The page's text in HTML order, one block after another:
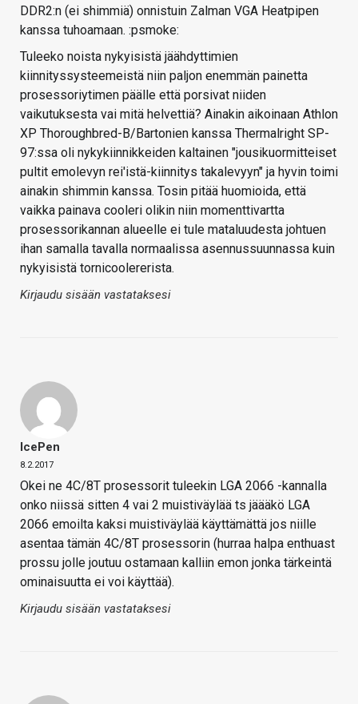
DDR2:n (ei shimmiä) onnistuin Zalman VGA Heatpipen
kanssa tuhoamaan. :psmoke:
Tuleeko noista nykyisistä jäähdyttimien
kiinnityssysteemeistä niin paljon enemmän painetta
prosessoriytimen päälle että porsivat niiden
vaikutuksesta vai mitä helvettiä? Ainakin aikoinaan Athlon
XP Thoroughbred-B/Bartonien kanssa Thermalright SP-
97:ssa oli nykykiinnikkeiden kaltainen "jousikuormitteiset
pultit emolevyn rei'istä-kiinnitys takalevyyn" ja hyvin toimi
ainakin shimmin kanssa. Tosin pitää huomioida, että
vaikka painava cooleri olikin niin momenttivartta
prosessorikannan alueelle ei tule mataluudesta johtuen
ihan samalla tavalla normaalissa asennussuunnassa kuin
nykyisistä tornicoolererista.
Kirjaudu sisään vastataksesi
IcePen
8.2.2017
Okei ne 4C/8T prosessorit tuleekin LGA 2066 -kannalla
onko niissä sitten 4 vai 2 muistiväylää ts jäääkö LGA
2066 emoilta kaksi muistiväylää käyttämättä jos niille
asentaa tämän 4C/8T prosessorin (hurraa halpa enthuast
prossu jolle joutuu ostamaan kalliin emon jonka tärkeintä
ominaisuutta ei voi käyttää).
Kirjaudu sisään vastataksesi